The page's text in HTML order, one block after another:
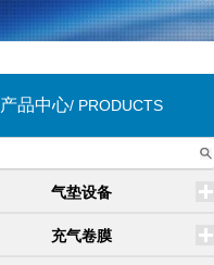
产品中心/ PRODUCTS
气垫设备
充气卷膜